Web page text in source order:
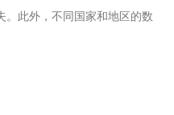
。此外，不同国家和地区的数